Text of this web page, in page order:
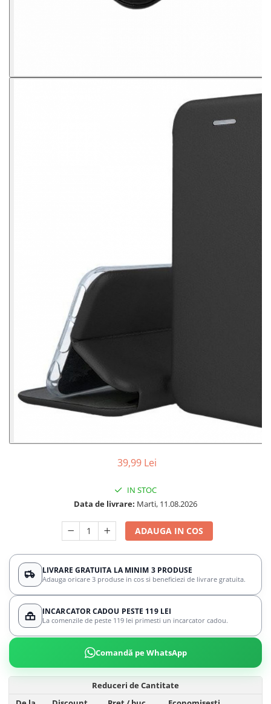
39,99 Lei
IN STOC
Data de livrare: Marti, 11.08.2026
ADAUGA IN COS
LIVRARE GRATUITA LA MINIM 3 PRODUSE
Adauga oricare 3 produse in cos si beneficiezi de livrare gratuita.
INCARCATOR CADOU PESTE 119 LEI
La comenzile de peste 119 lei primesti un incarcator cadou.
Comandă pe WhatsApp
Reduceri de Cantitate